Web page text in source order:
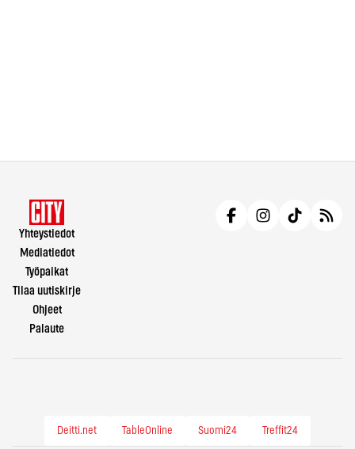
Yhteystiedot
Mediatiedot
Työpaikat
Tilaa uutiskirje
Ohjeet
Palaute
Deitti.net TableOnline Suomi24 Treffit24